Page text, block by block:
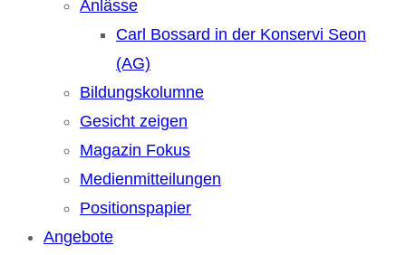
Anlässe
Carl Bossard in der Konservi Seon
(AG)
Bildungskolumne
Gesicht zeigen
Magazin Fokus
Medienmitteilungen
Positionspapier
Angebote